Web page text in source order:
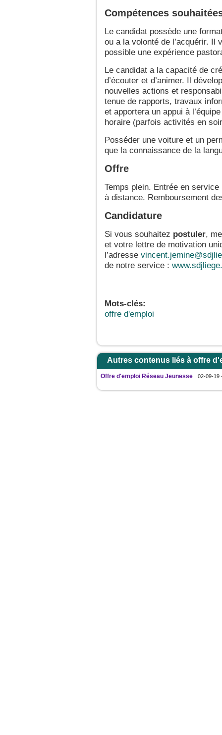
Compétences
Le candidat possède une
ou a la volonté de l’acquérir. Il
possible une expérience
Le candidat a la capacité de
d’écouter et d’animer. Il
nouvelles actions et
tenue de rapports, travaux
et apportera un appui à
horaire (parfois activités en
Posséder une voiture et un
que la connaissance de la
Offre
Temps plein. Entrée en
à distance. Remboursement
Candidature
Si vous souhaitez postuler,
et votre lettre de motivation
l’adresse
de notre service :
Mots-clés:
offre d'emploi
Autres contenus liés à offre
Offre d'emploi Réseau Jeunesse 02-09-19